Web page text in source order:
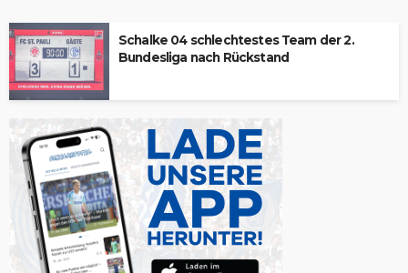
Schalke 04 schlechtestes Team der 2.
Bundesliga nach Rückstand